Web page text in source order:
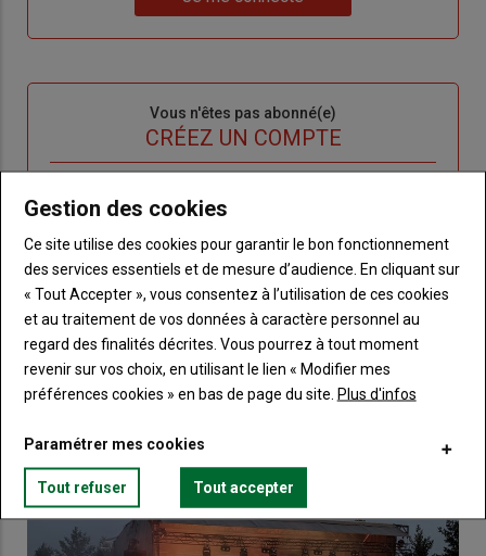
de
me
Vous n'êtes pas abonné(e)
CRÉEZ UN COMPTE
Body Choisissez votre formule et créez votre
compte pour accéder à tout Terre de
Touraine.
Lien Créez un compte
VOUS AIMEREZ AUSSI
Gestion des cookies
Ce site utilise des cookies pour garantir le bon fonctionnement
des services essentiels et de mesure d’audience. En cliquant sur
« Tout Accepter », vous consentez à l’utilisation de ces cookies
et au traitement de vos données à caractère personnel au
regard des finalités décrites. Vous pourrez à tout moment
revenir sur vos choix, en utilisant le lien « Modifier mes
préférences cookies » en bas de page du site. Plus d'infos
Paramétrer mes cookies
Tout refuser Tout accepter